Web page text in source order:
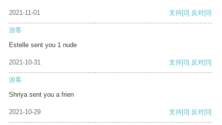
2021-11-01 支持[0] 反对[0]
游客
Estelle sent you 1 nude
2021-10-31 支持[0] 反对[0]
游客
Shriya sent you a frien
2021-10-29 支持[0] 反对[0]